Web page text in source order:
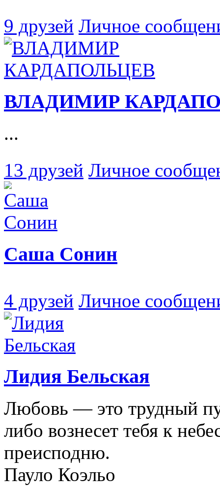
9 друзей Личное
ВЛАДИМИР
...
13 друзей Личное
Саша Сонин
4 друзей Личное
Лидия Бельская
Любовь — это трудный
либо вознесет тебя к
преисподню.
Пауло Коэльо